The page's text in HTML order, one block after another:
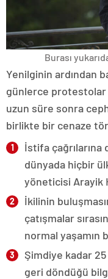
Burası
Yenilginin ardından
günlerce protestolar
uzun süre sonra
birlikte bir cenaze
İstifa
dünyada hiçbir
yöneticisi Arayik
İkilinin
çatışmalar
normal yaşamın
Şimdiye kadar 25
geri döndüğü